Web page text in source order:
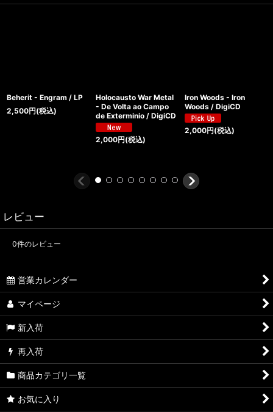
Beherit - Engram / LP
2,500円(税込)
Holocausto War Metal
- De Volta ao Campo
de Exterminio / DigiCD
2,000円(税込)
Iron Woods - Iron
Woods / DigiCD
2,000円(税込)
レビュー
0件のレビュー
営業カレンダー
マイページ
新入荷
再入荷
商品カテゴリ一覧
お気に入り